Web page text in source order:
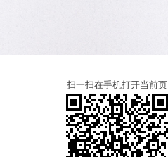
扫一扫在手机打开当前页